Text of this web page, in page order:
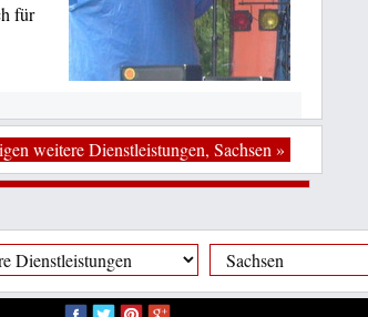
für
weitere Dienstleistungen, Sachsen »